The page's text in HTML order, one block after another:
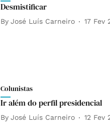
Desmistificar
By José Luís Carneiro 17 Fev
Colunistas
Ir além do perfil presidencial
By José Luís Carneiro 12 Fev